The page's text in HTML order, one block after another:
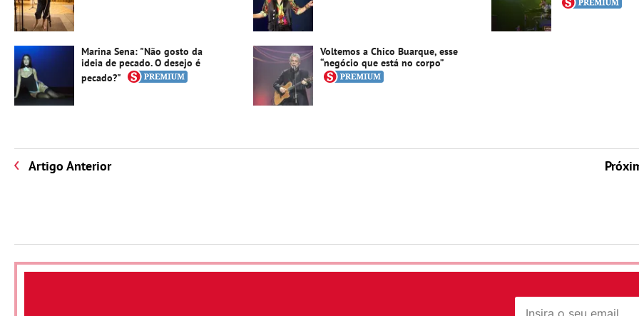
Marina Sena: "Não gosto da
ideia de pecado. O desejo é
pecado?"
Voltemos a Chico Buarque, esse
“negócio que está no corpo”
Artigo Anterior